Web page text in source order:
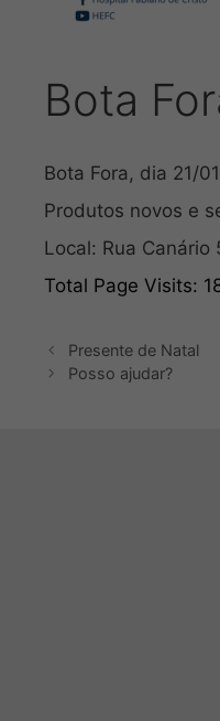
Bota
Bota Fora, dia 21/
Produtos novos e
Local: Rua
Total Page Visits:
Presente de Natal
Posso ajudar?